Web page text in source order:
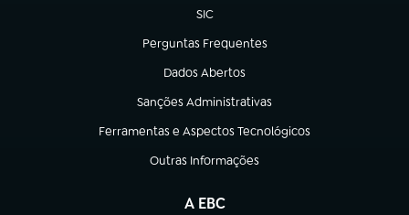
SIC
(abre em nova aba)
Perguntas Frequentes
(abre em nova aba)
Dados Abertos
(abre em nova aba)
Sanções Administrativas
(abre em nova aba)
Ferramentas e Aspectos Tecnológicos
(abre em nova aba)
Outras Informações
(abre em nova aba)
A EBC